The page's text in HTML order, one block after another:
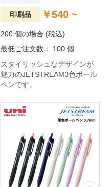
印刷品 ￥540 ~
200 個の場合 (税込)
最低ご注文数： 100 個
スタイリッシュなデザインが
魅力のJETSTREAM3色ボール
ペンです。